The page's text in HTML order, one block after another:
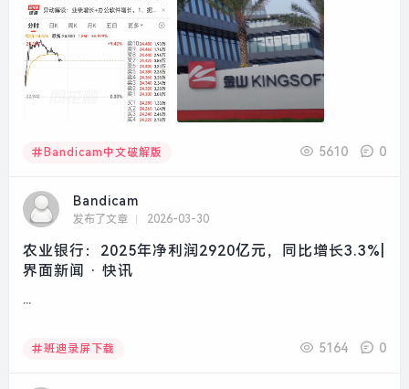
Bandicam中文破解版 5610 0
Bandicam
发布了文章 2026-03-30
农业银行：2025年净利润2920亿元，同比增长3.3%|
界面新闻 · 快讯
...
班迪录屏下载 5164 0